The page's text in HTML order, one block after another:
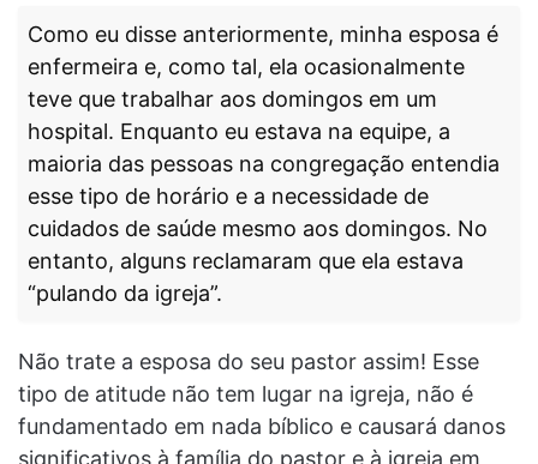
Como eu disse anteriormente, minha esposa é
enfermeira e, como tal, ela ocasionalmente
teve que trabalhar aos domingos em um
hospital. Enquanto eu estava na equipe, a
maioria das pessoas na congregação entendia
esse tipo de horário e a necessidade de
cuidados de saúde mesmo aos domingos. No
entanto, alguns reclamaram que ela estava
“pulando da igreja”.
Não trate a esposa do seu pastor assim! Esse
tipo de atitude não tem lugar na igreja, não é
fundamentado em nada bíblico e causará danos
significativos à família do pastor e à igreja em